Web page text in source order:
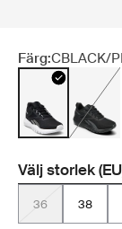
Färg:CBLACK/
Välj storlek
36 38